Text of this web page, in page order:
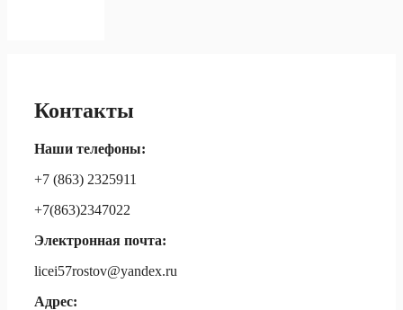
Контакты
Наши телефоны:
+7 (863) 2325911
+7(863)2347022
Электронная почта:
licei57rostov@yandex.ru
Адрес: